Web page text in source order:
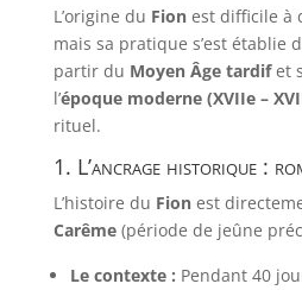
L’origine du Fionest difficile à
mais sa pratique s’est établie
partir du Moyen Âge tardifet
l’époque moderne (XVIIe –
rituel.
1. L’ancrage historique :
L’histoire du Fionest
Carême(période de jeûne
Le contexte : Pendant 40